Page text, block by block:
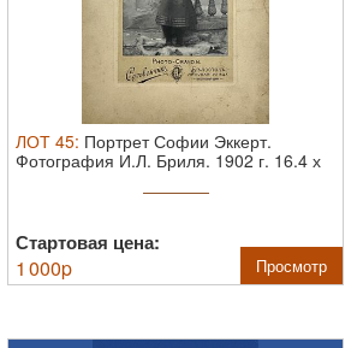
ЛОТ 45: Портрет Софии Эккерт.
Фотография И.Л. Бриля. 1902 г. 16.4 х
Стартовая цена:
1 000p Просмотр